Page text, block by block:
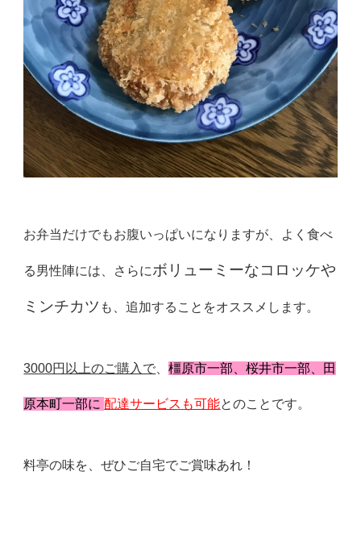
お弁当だけでもお腹いっぱいになりますが、よく食べ
る男性陣には、さらにボリューミーなコロッケや
ミンチカツ も、追加することをオススメします。
3000円以上のご購入で 、橿原市一部、桜井市一部、田
原本町一部に配達サービスも可能とのことです。
料亭の味を、ぜひご自宅でご賞味あれ！